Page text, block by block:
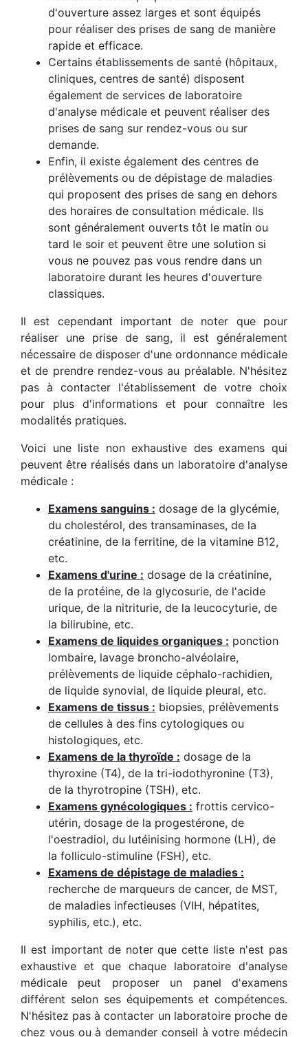
d'ouverture assez larges et sont équipés
pour réaliser des prises de sang de manière
rapide et efficace.
Certains établissements de santé (hôpitaux,
cliniques, centres de santé) disposent
également de services de laboratoire
d'analyse médicale et peuvent réaliser des
prises de sang sur rendez-vous ou sur
demande.
Enfin, il existe également des centres de
prélèvements ou de dépistage de maladies
qui proposent des prises de sang en dehors
des horaires de consultation médicale. Ils
sont généralement ouverts tôt le matin ou
tard le soir et peuvent être une solution si
vous ne pouvez pas vous rendre dans un
laboratoire durant les heures d'ouverture
classiques.
Il est cependant important de noter que pour
réaliser une prise de sang, il est généralement
nécessaire de disposer d'une ordonnance médicale
et de prendre rendez-vous au préalable. N'hésitez
pas à contacter l'établissement de votre choix
pour plus d'informations et pour connaître les
modalités pratiques.
Voici une liste non exhaustive des examens qui
peuvent être réalisés dans un laboratoire d'analyse
médicale :
Examens sanguins : dosage de la glycémie,
du cholestérol, des transaminases, de la
créatinine, de la ferritine, de la vitamine B12,
etc.
Examens d'urine : dosage de la créatinine,
de la protéine, de la glycosurie, de l'acide
urique, de la nitriturie, de la leucocyturie, de
la bilirubine, etc.
Examens de liquides organiques : ponction
lombaire, lavage broncho-alvéolaire,
prélèvements de liquide céphalo-rachidien,
de liquide synovial, de liquide pleural, etc.
Examens de tissus : biopsies, prélèvements
de cellules à des fins cytologiques ou
histologiques, etc.
Examens de la thyroïde : dosage de la
thyroxine (T4), de la tri-iodothyronine (T3),
de la thyrotropine (TSH), etc.
Examens gynécologiques : frottis cervico-
utérin, dosage de la progestérone, de
l'oestradiol, du lutéinising hormone (LH), de
la folliculo-stimuline (FSH), etc.
Examens de dépistage de maladies :
recherche de marqueurs de cancer, de MST,
de maladies infectieuses (VIH, hépatites,
syphilis, etc.), etc.
Il est important de noter que cette liste n'est pas
exhaustive et que chaque laboratoire d'analyse
médicale peut proposer un panel d'examens
différent selon ses équipements et compétences.
N'hésitez pas à contacter un laboratoire proche de
chez vous ou à demander conseil à votre médecin